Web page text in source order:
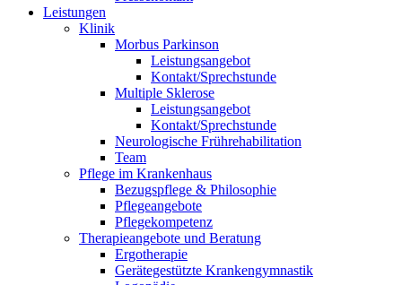
Leistungen
Klinik
Morbus Parkinson
Leistungsangebot
Kontakt/Sprechstunde
Multiple Sklerose
Leistungsangebot
Kontakt/Sprechstunde
Neurologische Frührehabilitation
Team
Pflege im Krankenhaus
Bezugspflege & Philosophie
Pflegeangebote
Pflegekompetenz
Therapieangebote und Beratung
Ergotherapie
Gerätegestützte Krankengymnastik